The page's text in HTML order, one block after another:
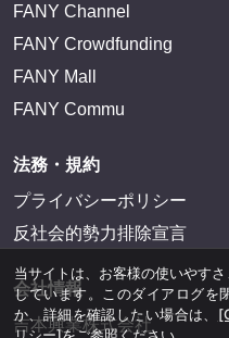
FANY Channel
FANY Crowdfunding
FANY Mall
FANY Commu
法務・規約
プライバシーポリシー
反社会的勢力排除宣言
会社情報
吉本興業株式会社
当サイトは、お客様の使いやす
しています。このダイアログを
か、詳細を確認したい場合は、